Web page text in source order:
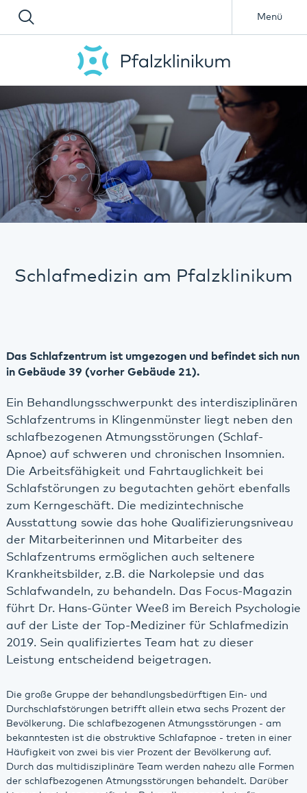
Menü
Schlafmedizin am Pfalzklinikum
Das Schlafzentrum ist umgezogen und befindet sich nun
in Gebäude 39 (vorher Gebäude 21).
Ein Behandlungsschwerpunkt des interdisziplinären
Schlafzentrums in Klingenmünster liegt neben den
schlafbezogenen Atmungsstörungen (Schlaf-
Apnoe) auf schweren und chronischen Insomnien.
Die Arbeitsfähigkeit und Fahrtauglichkeit bei
Schlafstörungen zu begutachten gehört ebenfalls
zum Kerngeschäft. Die medizintechnische
Ausstattung sowie das hohe Qualifizierungsniveau
der Mitarbeiterinnen und Mitarbeiter des
Schlafzentrums ermöglichen auch seltenere
Krankheitsbilder, z.B. die Narkolepsie und das
Schlafwandeln, zu behandeln. Das Focus-Magazin
führt Dr. Hans-Günter Weeß im Bereich Psychologie
auf der Liste der Top-Mediziner für Schlafmedizin
2019. Sein qualifiziertes Team hat zu dieser
Leistung entscheidend beigetragen.
Die große Gruppe der behandlungsbedürftigen Ein- und
Durchschlafstörungen betrifft allein etwa sechs Prozent der
Bevölkerung. Die schlafbezogenen Atmungsstörungen - am
bekanntesten ist die obstruktive Schlafapnoe - treten in einer
Häufigkeit von zwei bis vier Prozent der Bevölkerung auf.
Durch das multidisziplinäre Team werden nahezu alle Formen
der schlafbezogenen Atmungsstörungen behandelt. Darüber